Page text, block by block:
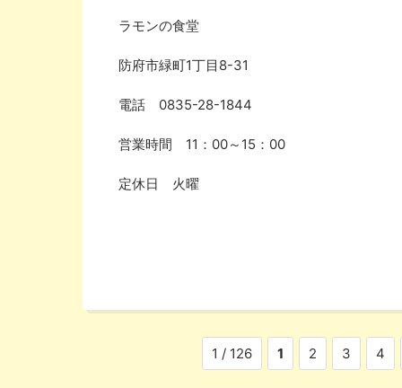
ラモンの食堂
防府市緑町1丁目 8-31
電話 0835-28-1844
営業時間 11 ： 00～ 15 ： 00
定休日 火曜
1 / 126 1 2 3 4